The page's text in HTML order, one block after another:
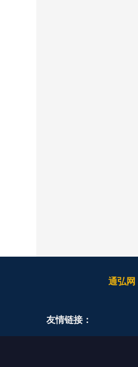
通弘网
友情链接：